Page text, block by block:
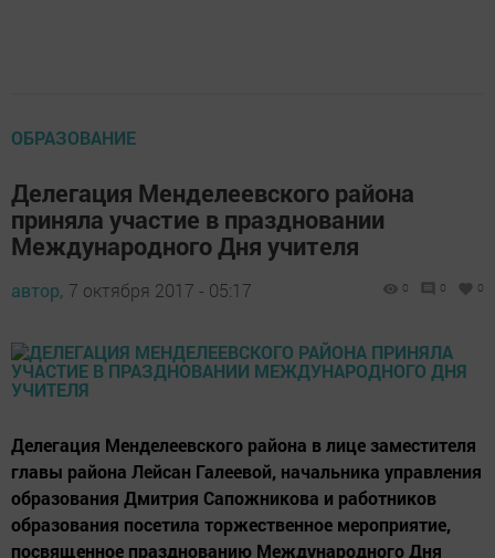
ОБРАЗОВАНИЕ
Делегация Менделеевского района
приняла участие в праздновании
Международного Дня учителя
автор, 7 октября 2017 - 05:17 0 0 0
Делегация Менделеевского района в лице заместителя
главы района Лейсан Галеевой, начальника управления
образования Дмитрия Сапожникова и работников
образования посетила торжественное мероприятие,
посвященное празднованию Международного Дня